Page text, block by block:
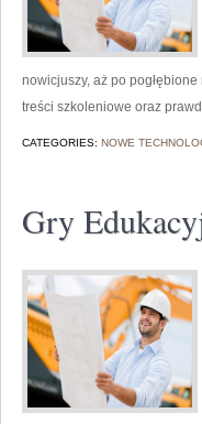
nowicjuszy, aż po
treści szkoleniowe oraz
CATEGORIES: NOWE
Gry